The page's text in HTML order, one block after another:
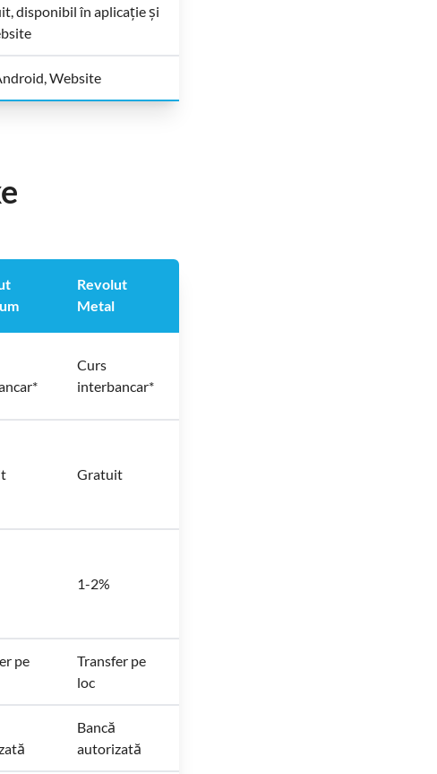
disponibil în aplicație și
Website
Revolut
Metal
Curs
interbancar*
Gratuit
1-2%
pe
Transfer pe
loc
Bancă
autorizată